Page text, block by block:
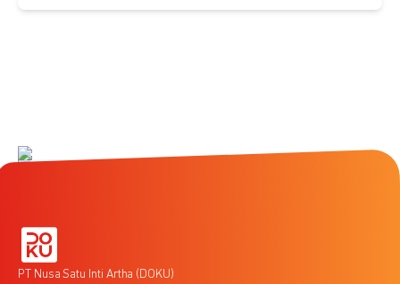
PT Nusa Satu Inti Artha (DOKU)